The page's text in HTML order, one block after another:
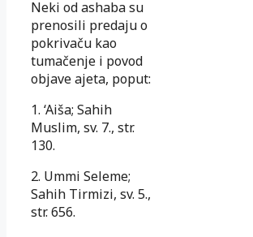
Neki od ashaba su
prenosili predaju o
pokrivaču kao
tumačenje i povod
objave ajeta, poput:
1. ‘Aiša; Sahih
Muslim, sv. 7., str.
130.
2. Ummi Seleme;
Sahih Tirmizi, sv. 5.,
str. 656.